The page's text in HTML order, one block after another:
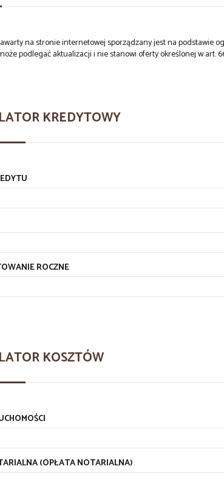
na stronie internetowej sporządzany jest na podstawie
podlegać aktualizacji i nie stanowi oferty określonej w art.
KREDYTOWY
ROCZNE
KOSZTÓW
(OPŁATA NOTARIALNA)